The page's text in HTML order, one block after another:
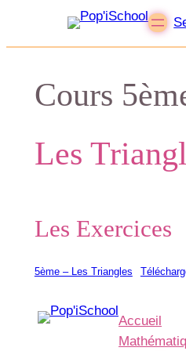
Cours
Les
Les Exercices
5ème – Les Triangles
Accueil